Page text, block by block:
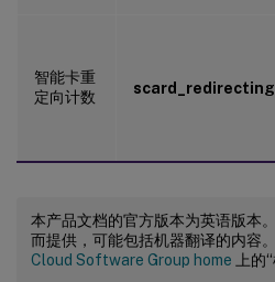
智能卡重
定向计数
本产品文档的官方版本为英语版本
而提供，可能包括机器翻译的内容
Cloud Software Group home 上的